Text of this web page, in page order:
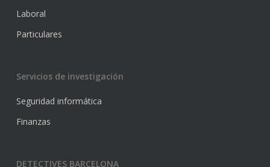
Laboral
Particulares
Servicios de investigación
Seguridad informática
Finanzas
DETECTIVES BARCELONA